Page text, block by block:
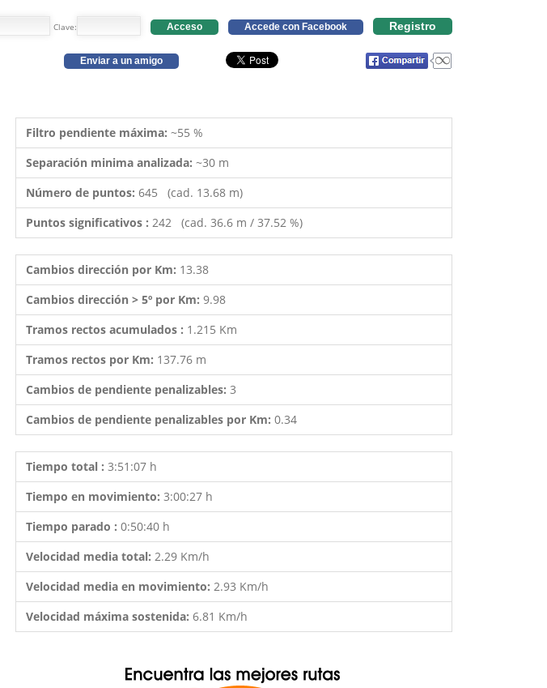
Clave: Acceso Accede con Facebook Registro
Enviar a un amigo
Filtro pendiente máxima: ~55 %
Separación minima analizada: ~30 m
Número de puntos: 645 (cad. 13.68 m)
Puntos significativos : 242 (cad. 36.6 m / 37.52 %)
Cambios dirección por Km: 13.38
Cambios dirección > 5º por Km: 9.98
Tramos rectos acumulados : 1.215 Km
Tramos rectos por Km: 137.76 m
Cambios de pendiente penalizables: 3
Cambios de pendiente penalizables por Km: 0.34
Tiempo total : 3:51:07 h
Tiempo en movimiento: 3:00:27 h
Tiempo parado : 0:50:40 h
Velocidad media total: 2.29 Km/h
Velocidad media en movimiento: 2.93 Km/h
Velocidad máxima sostenida: 6.81 Km/h